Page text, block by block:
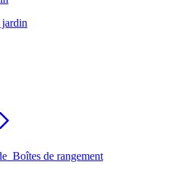
jardin
Boîtes de rangement